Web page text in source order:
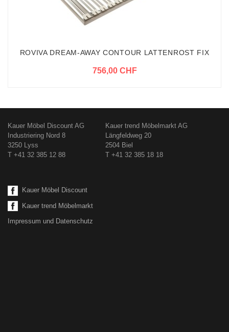
ROVIVA DREAM-AWAY CONTOUR LATTENROST FIX
756,00 CHF
Kauer Möbel Discount AG
Industriering Nord 8
3250 Lyss
T +41 32 385 12 88
Kauer trend Möbelmarkt AG
Längfeldweg 20
2504 Biel
T +41 32 385 18 18
Kauer Möbel Discount
Kauer trend Möbelmarkt
Impressum und Datenschutz